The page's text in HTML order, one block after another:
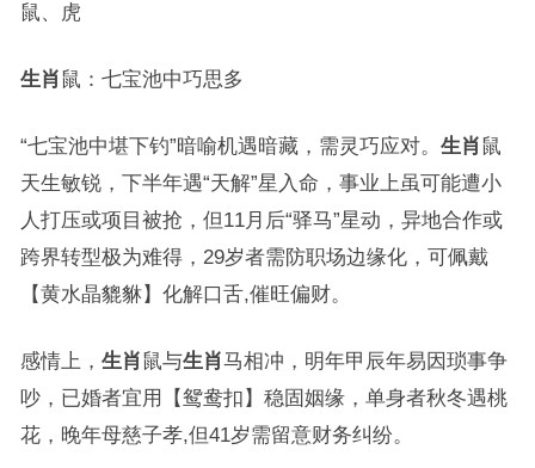
鼠、虎
生肖鼠：七宝池中巧思多
“七宝池中堪下钓”暗喻机遇暗藏，需灵巧应对。 生肖鼠
天生敏锐，下半年遇“天解”星入命，事业上虽可能遭小
人打压或项目被抢，但11月后“驿马”星动，异地合作或
跨界转型极为难得，29岁者需防职场边缘化，可佩戴
【黄水晶貔貅】化解口舌,催旺偏财。
感情上， 生肖鼠与生肖马相冲，明年甲辰年易因琐事争
吵，已婚者宜用【鸳鸯扣】稳固姻缘，单身者秋冬遇桃
花，晚年母慈子孝,但41岁需留意财务纠纷。